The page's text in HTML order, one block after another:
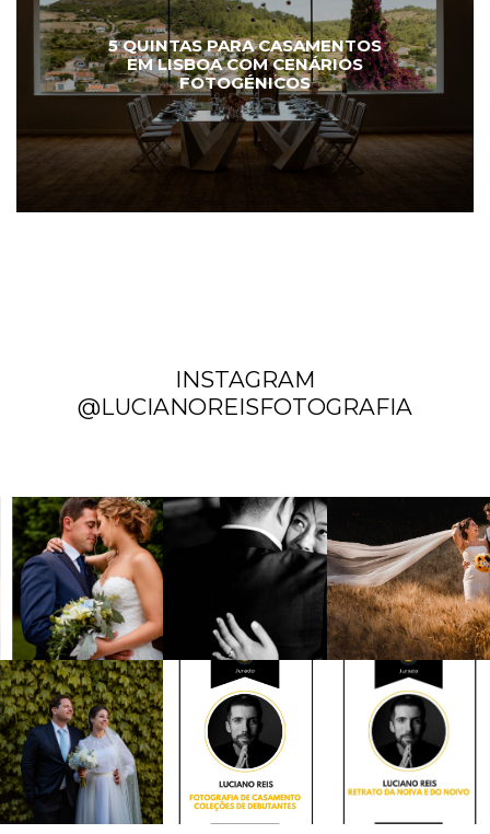
5 QUINTAS PARA CASAMENTOS
EM LISBOA COM CENÁRIOS
FOTOGÉNICOS
INSTAGRAM
@LUCIANOREISFOTOGRAFIA